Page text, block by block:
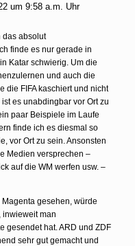
um 9:58 a.m. Uhr
das absolut
finde es nur gerade in
Katar schwierig. Um die
und auch die
die FIFA kaschiert und nicht
es unabdingbar vor Ort zu
paar Beispiele im Laufe
finde ich es diesmal so
vor Ort zu sein. Ansonsten
Medien versprechen –
auf die WM werfen usw. –
gesehen, würde
inwieweit man
gesendet hat. ARD und ZDF
sehr gut gemacht und